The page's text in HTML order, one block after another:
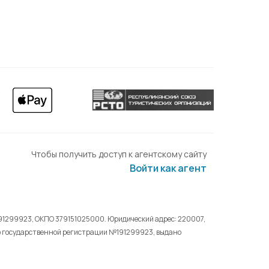
Чтобы получить доступ к агентскому сайту
Войти как агент
ОКПО 379151025000. Юридический адрес: 220007,
государственной регистрации №191299923, выдано